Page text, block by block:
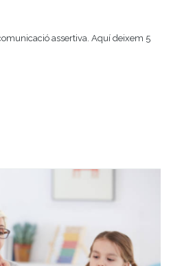
assertiva. Aquí deixem 5